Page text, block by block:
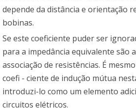
depende da distância e orientação
bobinas.
Se este coeficiente puder ser
para a impedância equivalente são
associação de resistências. É
coefi - ciente de indução mútua
introduzi-lo como um elemento
circuitos elétricos.